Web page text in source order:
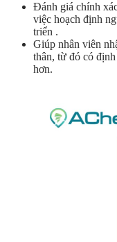
Đánh giá chính
việc hoạch định
triển .
Giúp nhân viên
thân, từ đó có
hơn.